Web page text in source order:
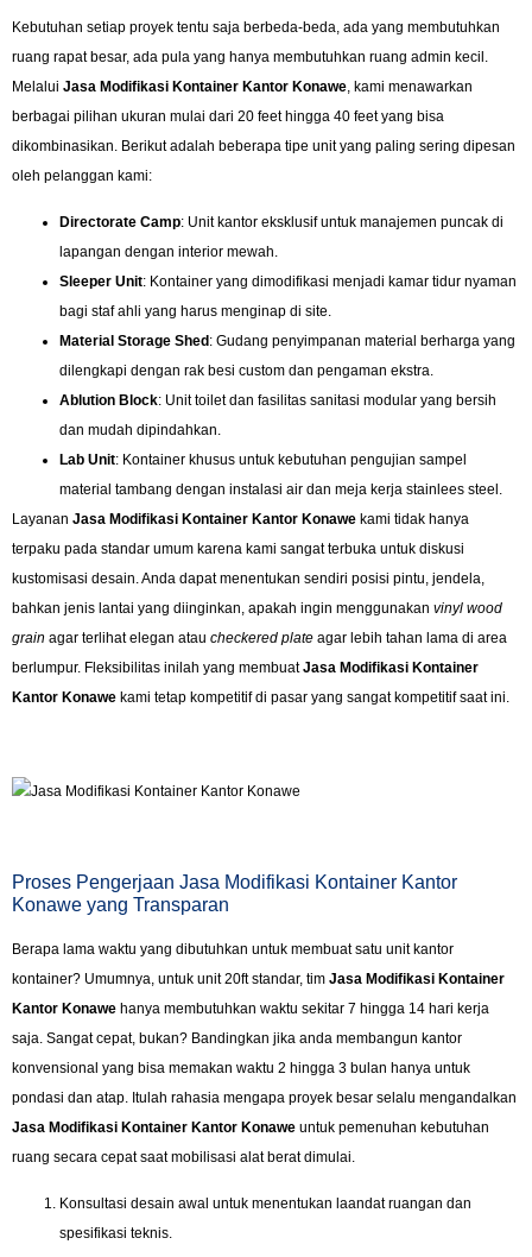
Kebutuhan setiap proyek tentu saja berbeda-beda, ada yang membutuhkan
ruang rapat besar, ada pula yang hanya membutuhkan ruang admin kecil.
Melalui Jasa Modifikasi Kontainer Kantor Konawe, kami menawarkan
berbagai pilihan ukuran mulai dari 20 feet hingga 40 feet yang bisa
dikombinasikan. Berikut adalah beberapa tipe unit yang paling sering dipesan
oleh pelanggan kami:
Directorate Camp: Unit kantor eksklusif untuk manajemen puncak di
lapangan dengan interior mewah.
Sleeper Unit: Kontainer yang dimodifikasi menjadi kamar tidur nyaman
bagi staf ahli yang harus menginap di site.
Material Storage Shed : Gudang penyimpanan material berharga yang
dilengkapi dengan rak besi custom dan pengaman ekstra.
Ablution Block: Unit toilet dan fasilitas sanitasi modular yang bersih
dan mudah dipindahkan.
Lab Unit: Kontainer khusus untuk kebutuhan pengujian sampel
material tambang dengan instalasi air dan meja kerja stainlees steel.
Layanan Jasa Modifikasi Kontainer Kantor Konawe kami tidak hanya
terpaku pada standar umum karena kami sangat terbuka untuk diskusi
kustomisasi desain. Anda dapat menentukan sendiri posisi pintu, jendela,
bahkan jenis lantai yang diinginkan, apakah ingin menggunakan vinyl wood
grain agar terlihat elegan atau checkered plate agar lebih tahan lama di area
berlumpur. Fleksibilitas inilah yang membuatJasa Modifikasi Kontainer
Kantor Konawe kami tetap kompetitif di pasar yang sangat kompetitif saat ini.
Proses Pengerjaan Jasa Modifikasi Kontainer Kantor
Konawe yang Transparan
Berapa lama waktu yang dibutuhkan untuk membuat satu unit kantor
kontainer? Umumnya, untuk unit 20ft standar, tim Jasa Modifikasi Kontainer
Kantor Konawe hanya membutuhkan waktu sekitar 7 hingga 14 hari kerja
saja. Sangat cepat, bukan? Bandingkan jika anda membangun kantor
konvensional yang bisa memakan waktu 2 hingga 3 bulan hanya untuk
pondasi dan atap. Itulah rahasia mengapa proyek besar selalu mengandalkan
Jasa Modifikasi Kontainer Kantor Konawe untuk pemenuhan kebutuhan
ruang secara cepat saat mobilisasi alat berat dimulai.
Konsultasi desain awal untuk menentukan laandat ruangan dan
spesifikasi teknis.